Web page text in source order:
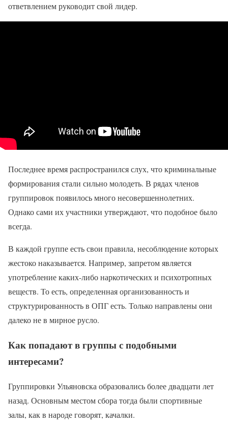
ответвлением руководит свой лидер.
Последнее время распространился слух, что криминальные
формирования стали сильно молодеть. В рядах членов
группировок появилось много несовершеннолетних.
Однако сами их участники утверждают, что подобное было
всегда.
В каждой группе есть свои правила, несоблюдение которых
жестоко наказывается. Например, запретом является
употребление каких-либо наркотических и психотропных
веществ. То есть, определенная организованность и
структурированность в ОПГ есть. Только направлены они
далеко не в мирное русло.
Как попадают в группы с подобными
интересами?
Группировки Ульяновска образовались более двадцати лет
назад. Основным местом сбора тогда были спортивные
залы, как в народе говорят, качалки.